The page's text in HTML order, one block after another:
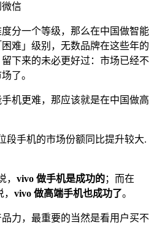
信
分一个等级，那么在中国做智能
难」级别，无数品牌在这些年的
下来的未必更好过：市场已经不
了。
机更难，那应该就是在中国做高
段手机的市场份额同比提升较大.
， vivo 做手机是成功的；而在
vivo 做高端手机也成功了。
力，最重要的当然是看用户买不